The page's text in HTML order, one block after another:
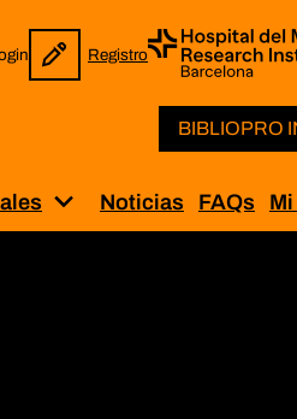
Registro
BIBLIOPRO
de permisos”
Muestra el submenú
Noticias FAQs